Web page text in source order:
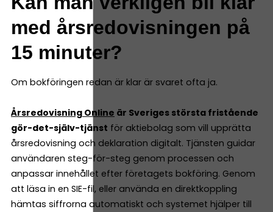
med årsredovisningen på
15 minuter?
Om bokföringen redan är klar är svaret ofta ja.
Årsredovisning Online är Sveriges största fristående
gör-det-själv-tjänst för aktiebolag som vill upprätta
årsredovisning och deklaration digitalt. Tjänsten guidar
användaren steg-för-steg genom processen och
anpassar innehållet efter företagets bokföring. Genom
att läsa in en SIE-fil, eller använda en direktkoppling
hämtas siffrorna automatiskt och systemet hjälper till